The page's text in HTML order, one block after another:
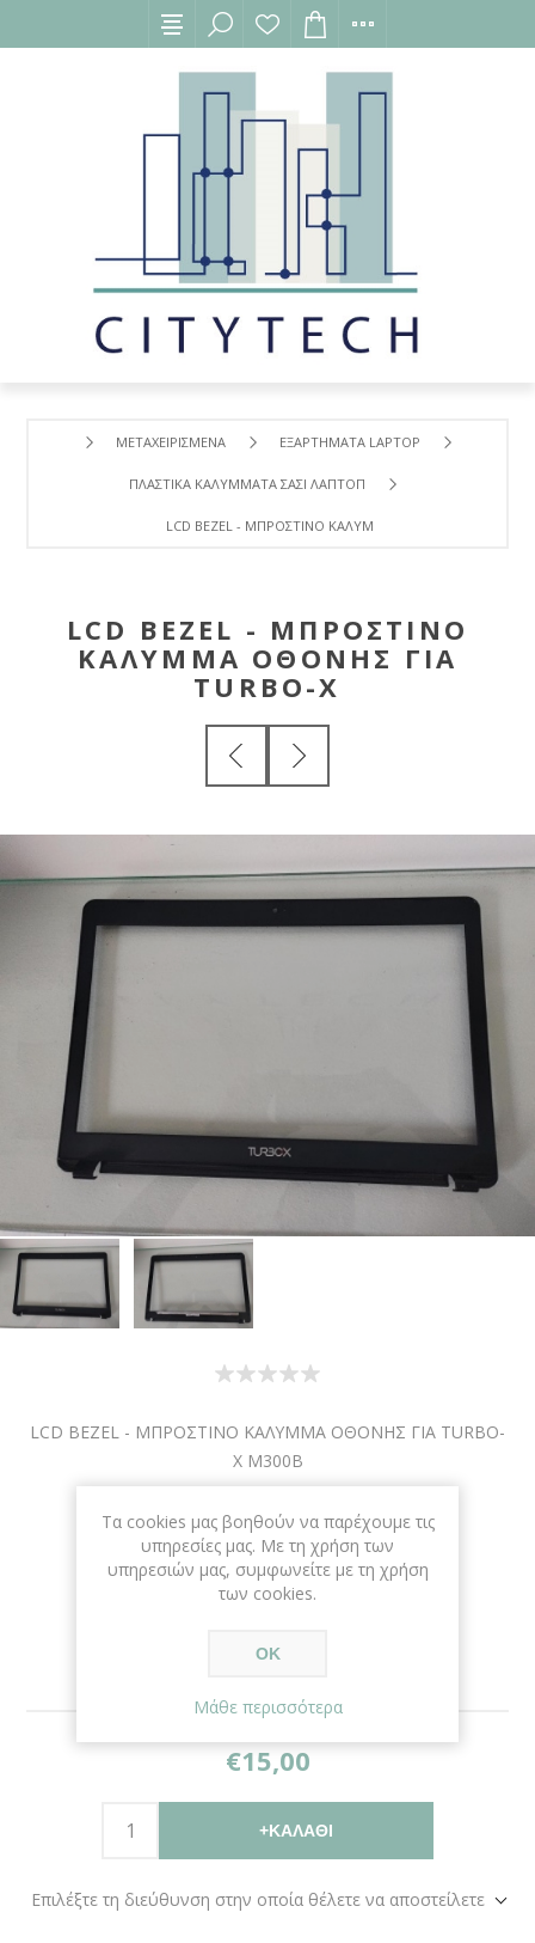
ΜΕΤΑΧΕΙΡΙΣΜΕΝΑ ΕΞΑΡΤΗΜΑΤΑ LAPTOP
ΠΛΑΣΤΙΚΑ ΚΑΛΥΜΜΑΤΑ ΣΑΣΙ ΛΑΠΤΟΠ
LCD BEZEL - ΜΠΡΟΣΤΙΝΟ ΚΑΛΥΜΜΑ ΟΘΟΝΗΣ ΓΙΑ TURBO-
LCD BEZEL - ΜΠΡΟΣΤΙΝΟ
ΚΑΛΥΜΜΑ ΟΘΟΝΗΣ ΓΙΑ
TURBO-X
LCD BEZEL - ΜΠΡΟΣΤΙΝΟ ΚΑΛΥΜΜΑ ΟΘΟΝΗΣ ΓΙΑ TURBO-
X M300B
Διαθεσιμότητα: 1 σε απόθεμα
ΚΩΔΙΚΟΣ ΠΡΟΪΟΝΤΟΣ: K-1074
€15,00
+ΚΑΛΆΘΙ
Επιλέξτε τη διεύθυνση στην οποία θέλετε να αποστείλετε
Τα cookies μας βοηθούν να παρέχουμε τις
υπηρεσίες μας. Με τη χρήση των
υπηρεσιών μας, συμφωνείτε με τη χρήση
των cookies.
ΟΚ
Μάθε περισσότερα